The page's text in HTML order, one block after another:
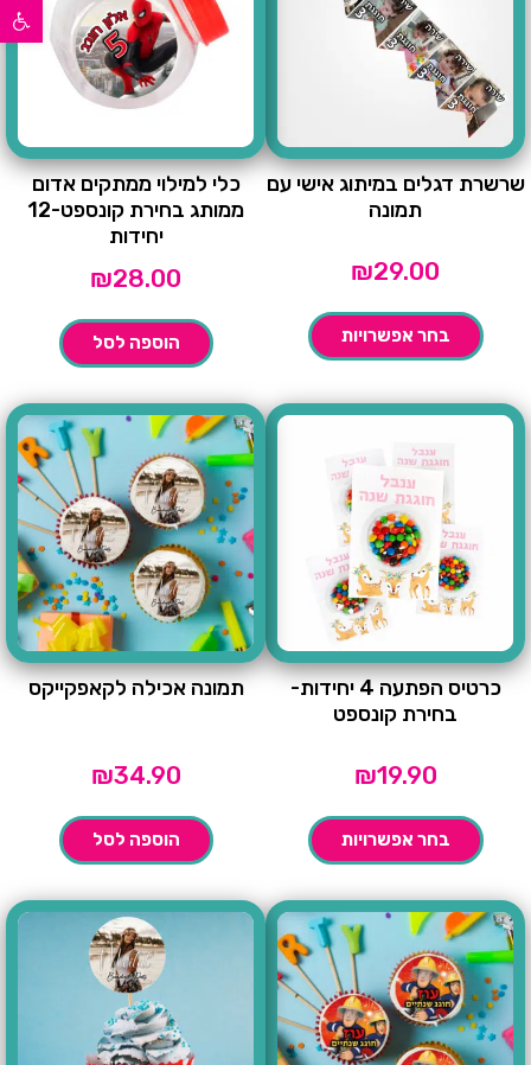
פתח סרגל נגישות
שרשרת דגלים במיתוג אישי עם
תמונה
₪29.00
בחר אפשרויות
כלי למילוי ממתקים אדום
ממותג בחירת קונספט-12
יחידות
₪28.00
הוספה לסל
כרטיס הפתעה 4 יחידות-
בחירת קונספט
₪19.90
בחר אפשרויות
תמונה אכילה לקאפקייקס
₪34.90
הוספה לסל